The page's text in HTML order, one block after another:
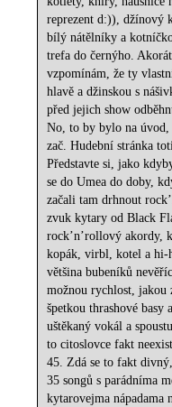
reprezent d:)), džínový
bílý nátělníky a
trefa do černýho.
vzpomínám, že ty
hlavě a džinskou s
před jejich show
No, to by bylo na
zač. Hudební stránka
Představte si, jako
se do Umea do doby,
začali tam drhnout
zvuk kytary od Black
rock’n’rollový akordy,
kopák, virbl, kotel a hi-
většina bubeníků
možnou rychlost, jakou
špetkou thrashové basy
uštěkaný vokál a
to citoslovce fakt
45. Zdá se to fakt
35 songů s parádníma
kytarovejma nápadama